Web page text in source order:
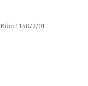
Kód: 115872/01